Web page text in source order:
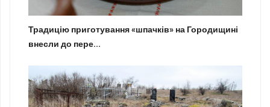
Традицію приготування «шпачків» на Городищині
внесли до пере...